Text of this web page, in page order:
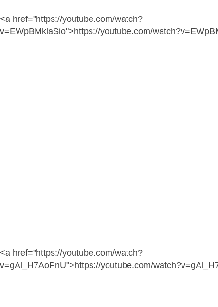
<a href="https://youtube.com/watch?
v=EWpBMklaSio">https://youtube.com/
<a href="https://youtube.com/watch?
v=gAl_H7AoPnU">https://youtube.com/